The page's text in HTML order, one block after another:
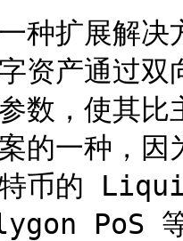
种扩展解决
资产通过双
数，使其
的一种，
特币的
PoS 等